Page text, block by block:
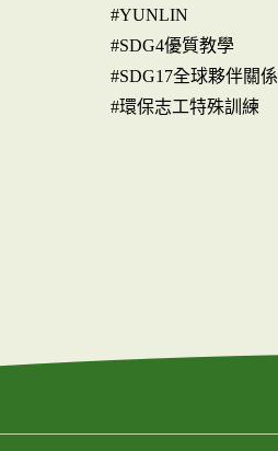
#YUNLIN
#SDG4優質教學
#SDG17全球夥伴關係
#環保志工特殊訓練